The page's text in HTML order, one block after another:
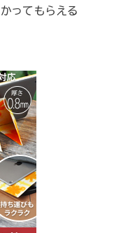
ってもらえる